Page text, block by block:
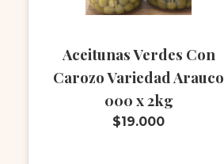
Aceitunas Verdes Con
Carozo Variedad Arauco
000 x 2kg
$19.000